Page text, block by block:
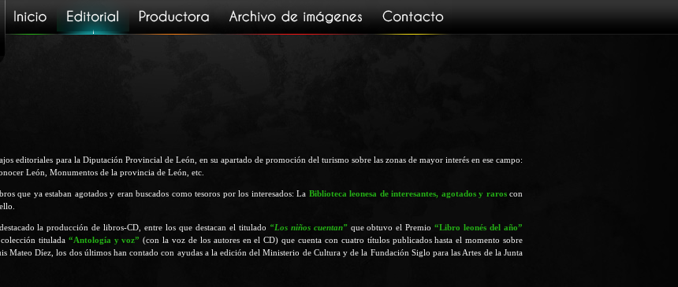
editoriales para la Diputación Provincial de León, en su apartado de promoción del turismo sobre las zonas de mayor interés en ese campo:
León, Monumentos de la provincia de León, etc.
que ya estaban agotados y eran buscados como tesoros por los interesados: La Biblioteca leonesa de interesantes, agotados y raroscon
la producción de libros-CD, entre los que destacan el titulado “Los niños cuentan”que obtuvo el Premio“Libro leonés del año”
titulada “Antología y voz” (con la voz de los autores en el CD) que cuenta con cuatro títulos publicados hasta el momento sobre
Mateo Díez, los dos últimos han contado con ayudas a la edición del Ministerio de Cultura y de la Fundación Siglo para las Artes de la Junta